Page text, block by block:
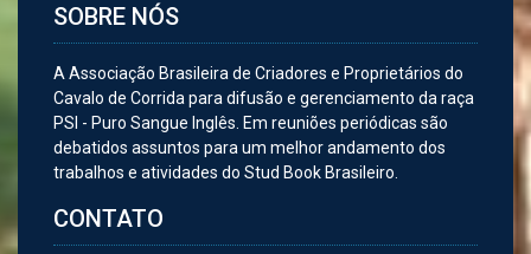
SOBRE NÓS
A Associação Brasileira de Criadores e Proprietários do
Cavalo de Corrida para difusão e gerenciamento da raça
PSI - Puro Sangue Inglês. Em reuniões periódicas são
debatidos assuntos para um melhor andamento dos
trabalhos e atividades do Stud Book Brasileiro.
CONTATO